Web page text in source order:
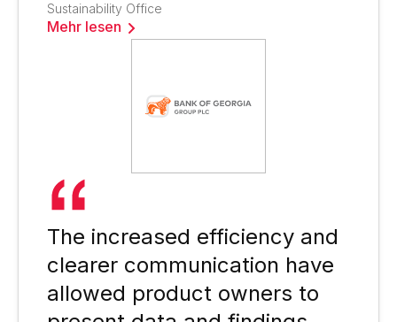
Sustainability Office
Mehr lesen
The increased efficiency and
clearer communication have
allowed product owners to